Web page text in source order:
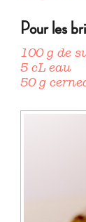
Pour les
100 g de
5 cL eau
50 g